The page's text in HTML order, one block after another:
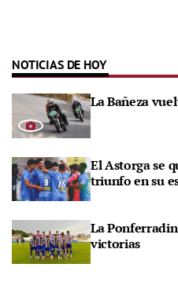
NOTICIAS DE HOY
La Bañeza
El Astorga se
triunfo en su
La
victorias